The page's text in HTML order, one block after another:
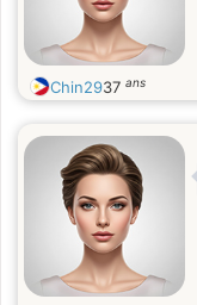
Chin2937 ans